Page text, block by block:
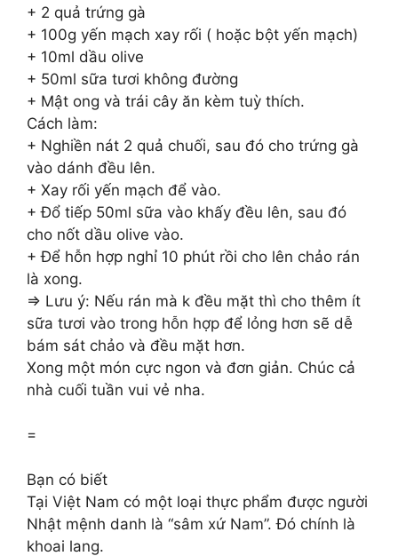
+ 2 quả trứng gà
+ 100g yến mạch xay rối ( hoặc bột yến mạch)
+ 10ml dầu olive
+ 50ml sữa tươi không đường
+ Mật ong và trái cây ăn kèm tuỳ thích.
Cách làm:
+ Nghiền nát 2 quả chuối, sau đó cho trứng gà
vào dánh đều lên.
+ Xay rối yến mạch để vào.
+ Đổ tiếp 50ml sữa vào khấy đều lên, sau đó
cho nốt dầu olive vào.
+ Để hỗn hợp nghỉ 10 phút rồi cho lên chảo rán
là xong.
=> Lưu ý: Nếu rán mà k đều mặt thì cho thêm ít
sữa tươi vào trong hỗn hợp để lỏng hơn sẽ dễ
bám sát chảo và đều mặt hơn.
Xong một món cực ngon và đơn giản. Chúc cả
nhà cuối tuần vui vẻ nha.
=
Bạn có biết
Tại Việt Nam có một loại thực phẩm được người
Nhật mệnh danh là “sâm xứ Nam”. Đó chính là
khoai lang.